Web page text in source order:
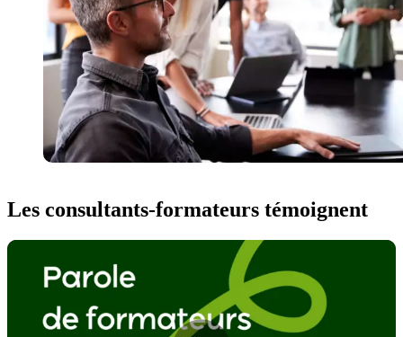
Les consultants-formateurs témoignent